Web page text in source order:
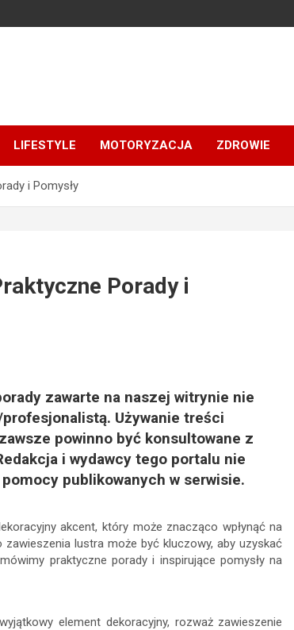
LIFESTYLE MOTORYZACJA ZDROWIE
i Pomysły
Porady i
zawarte na naszej witrynie nie
Używanie treści
powinno być konsultowane z
i wydawcy tego portalu nie
publikowanych w serwisie.
akcent, który może znacząco wpłynąć na
lustra może być kluczowy, aby uzyskać
praktyczne porady i inspirujące pomysły na
element dekoracyjny, rozważ zawieszenie